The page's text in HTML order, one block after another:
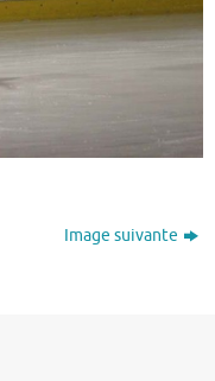
Image suivante